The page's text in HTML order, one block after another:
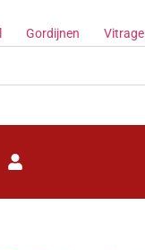
Gordijnen Vitrage